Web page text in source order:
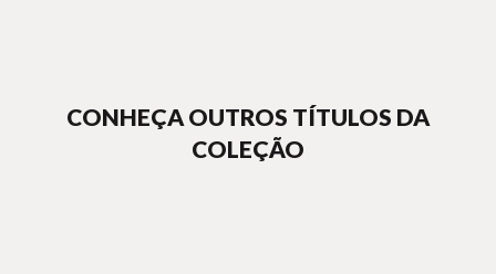
CONHEÇA OUTROS TÍTULOS DA
COLEÇÃO